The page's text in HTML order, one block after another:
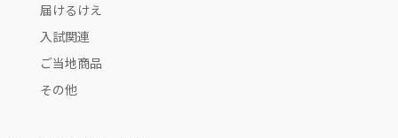
届けるけえ
入試関連
ご当地商品
その他